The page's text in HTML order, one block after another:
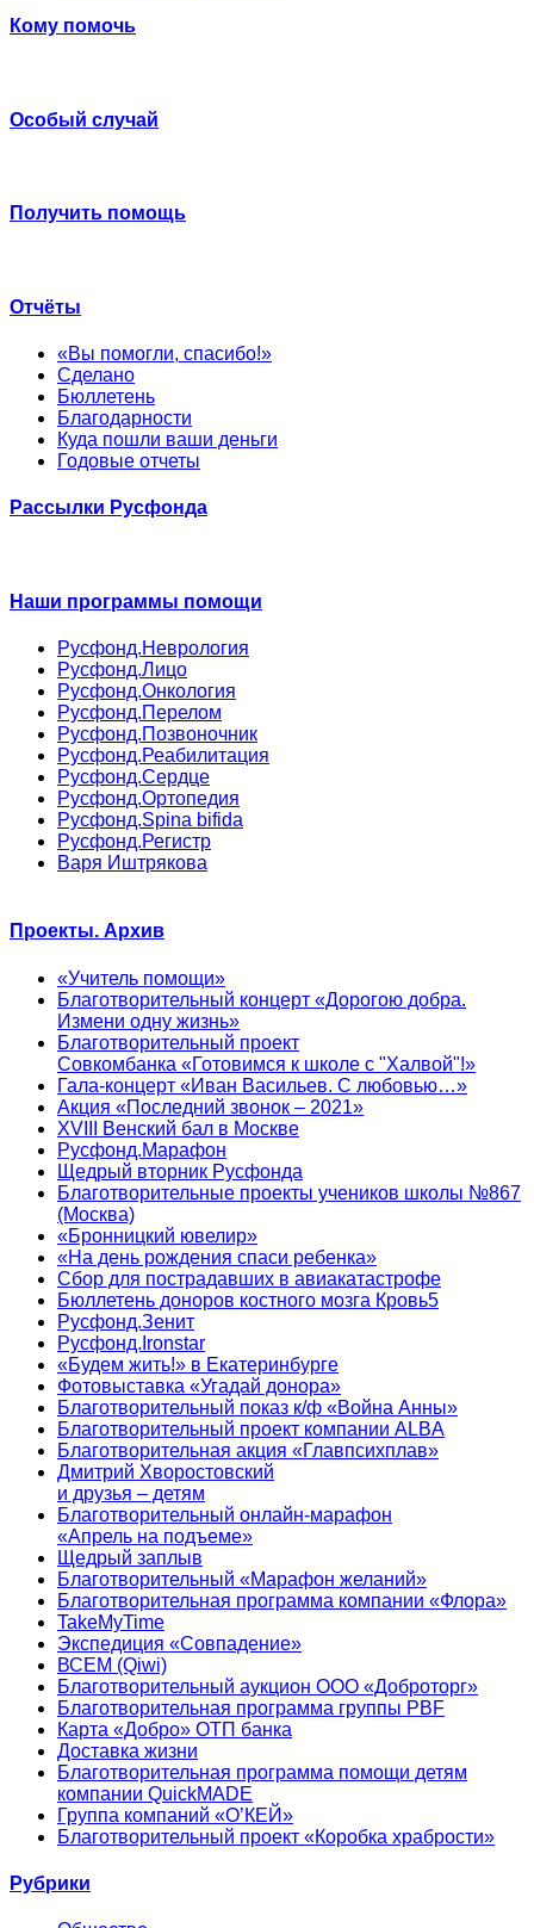
Кому помочь
Особый случай
Получить помощь
Отчёты
«Вы помогли, спасибо!»
Сделано
Бюллетень
Благодарности
Куда пошли ваши деньги
Годовые отчеты
Рассылки Русфонда
Наши программы помощи
Русфонд.Неврология
Русфонд.Лицо
Русфонд.Онкология
Русфонд.Перелом
Русфонд.Позвоночник
Русфонд.Реабилитация
Русфонд.Сердце
Русфонд.Ортопедия
Русфонд.Spina bifida
Русфонд.Регистр
Варя Иштрякова
Проекты. Архив
«Учитель помощи»
Благотворительный концерт «Дорогою добра.
Измени одну жизнь»
Благотворительный проект
Совкомбанка «Готовимся к школе с "Халвой"!»
Гала-концерт «Иван Васильев. С любовью…»
Акция «Последний звонок – 2021»
XVIII Венский бал в Москве
Русфонд.Марафон
Щедрый вторник Русфонда
Благотворительные проекты учеников школы №867
(Москва)
«Бронницкий ювелир»
«На день рождения спаси ребенка»
Сбор для пострадавших в авиакатастрофе
Бюллетень доноров костного мозга Кровь5
Русфонд.Зенит
Русфонд.Ironstar
«Будем жить!» в Екатеринбурге
Фотовыставка «Угадай донора»
Благотворительный показ к/ф «Война Анны»
Благотворительный проект компании ALBA
Благотворительная акция «Главпсихплав»
Дмитрий Хворостовский
и друзья – детям
Благотворительный онлайн‑марафон
«Апрель на подъеме»
Щедрый заплыв
Благотворительный «Марафон желаний»
Благотворительная программа компании «Флора»
TakeMyTime
Экспедиция «Совпадение»
ВСЕМ (Qiwi)
Благотворительный аукцион ООО «Доброторг»
Благотворительная программа группы PBF
Карта «Добро» ОТП банка
Доставка жизни
Благотворительная программа помощи детям
компании QuickMADE
Группа компаний «О’КЕЙ»
Благотворительный проект «Коробка храбрости»
Рубрики